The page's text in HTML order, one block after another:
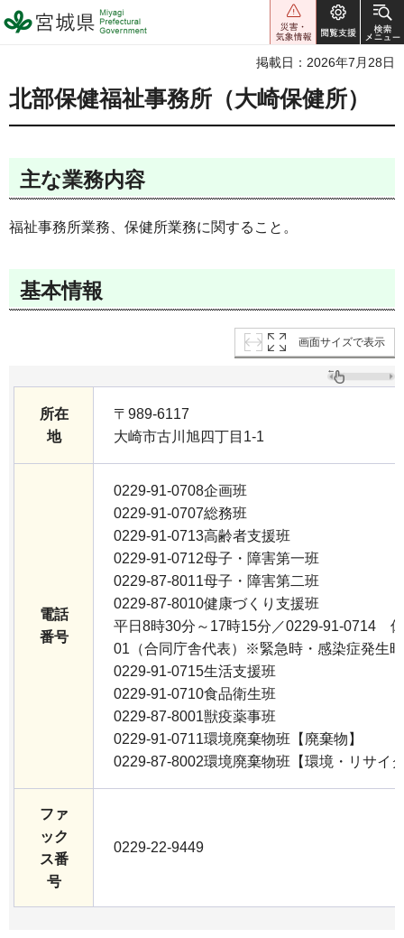
宮城県 Miyagi Prefectural
Government
掲載日：2026年7月28日
北部保健福祉事務所（大崎保健所）
主な業務内容
福祉事務所業務、保健所業務に関すること。
基本情報
画面サイズで表示
所在
地
〒989-6117
大崎市古川旭四丁目1-1
電話
番号
0229-91-0708企画班
0229-91-0707総務班
0229-91-0713高齢者支援班
0229-91-0712母子・障害第一班
0229-87-8011母子・障害第二班
0229-87-8010健康づくり支援班
平日8時30分～17時15分／0229-91-0714
01（合同庁舎代表）※緊急時・感染症発生
0229-91-0715生活支援班
0229-91-0710食品衛生班
0229-87-8001獣疫薬事班
0229-91-0711環境廃棄物班【廃棄物】
0229-87-8002環境廃棄物班【環境・リサイ
ファ
ック
ス番
号
0229-22-9449